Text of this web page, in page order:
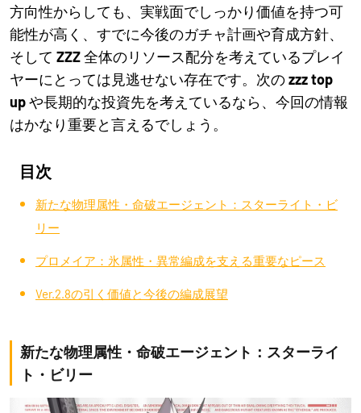
方向性からしても、実戦面でしっかり価値を持つ可
能性が高く、すでに今後のガチャ計画や育成方針、
そして ZZZ全体のリソース配分を考えているプレイ
ヤーにとっては見逃せない存在です。次のzzz top
upや長期的な投資先を考えているなら、今回の情報
はかなり重要と言えるでしょう。
目次
新たな物理属性・命破エージェント：スターライト・ビ
リー
プロメイア：氷属性・異常編成を支える重要なピース
Ver.2.8の引く価値と今後の編成展望
新たな物理属性・命破エージェント：スターライ
ト・ビリー